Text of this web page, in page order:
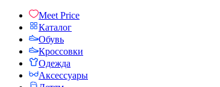
Meet Price
Каталог
Обувь
Кроссовки
Одежда
Аксессуары